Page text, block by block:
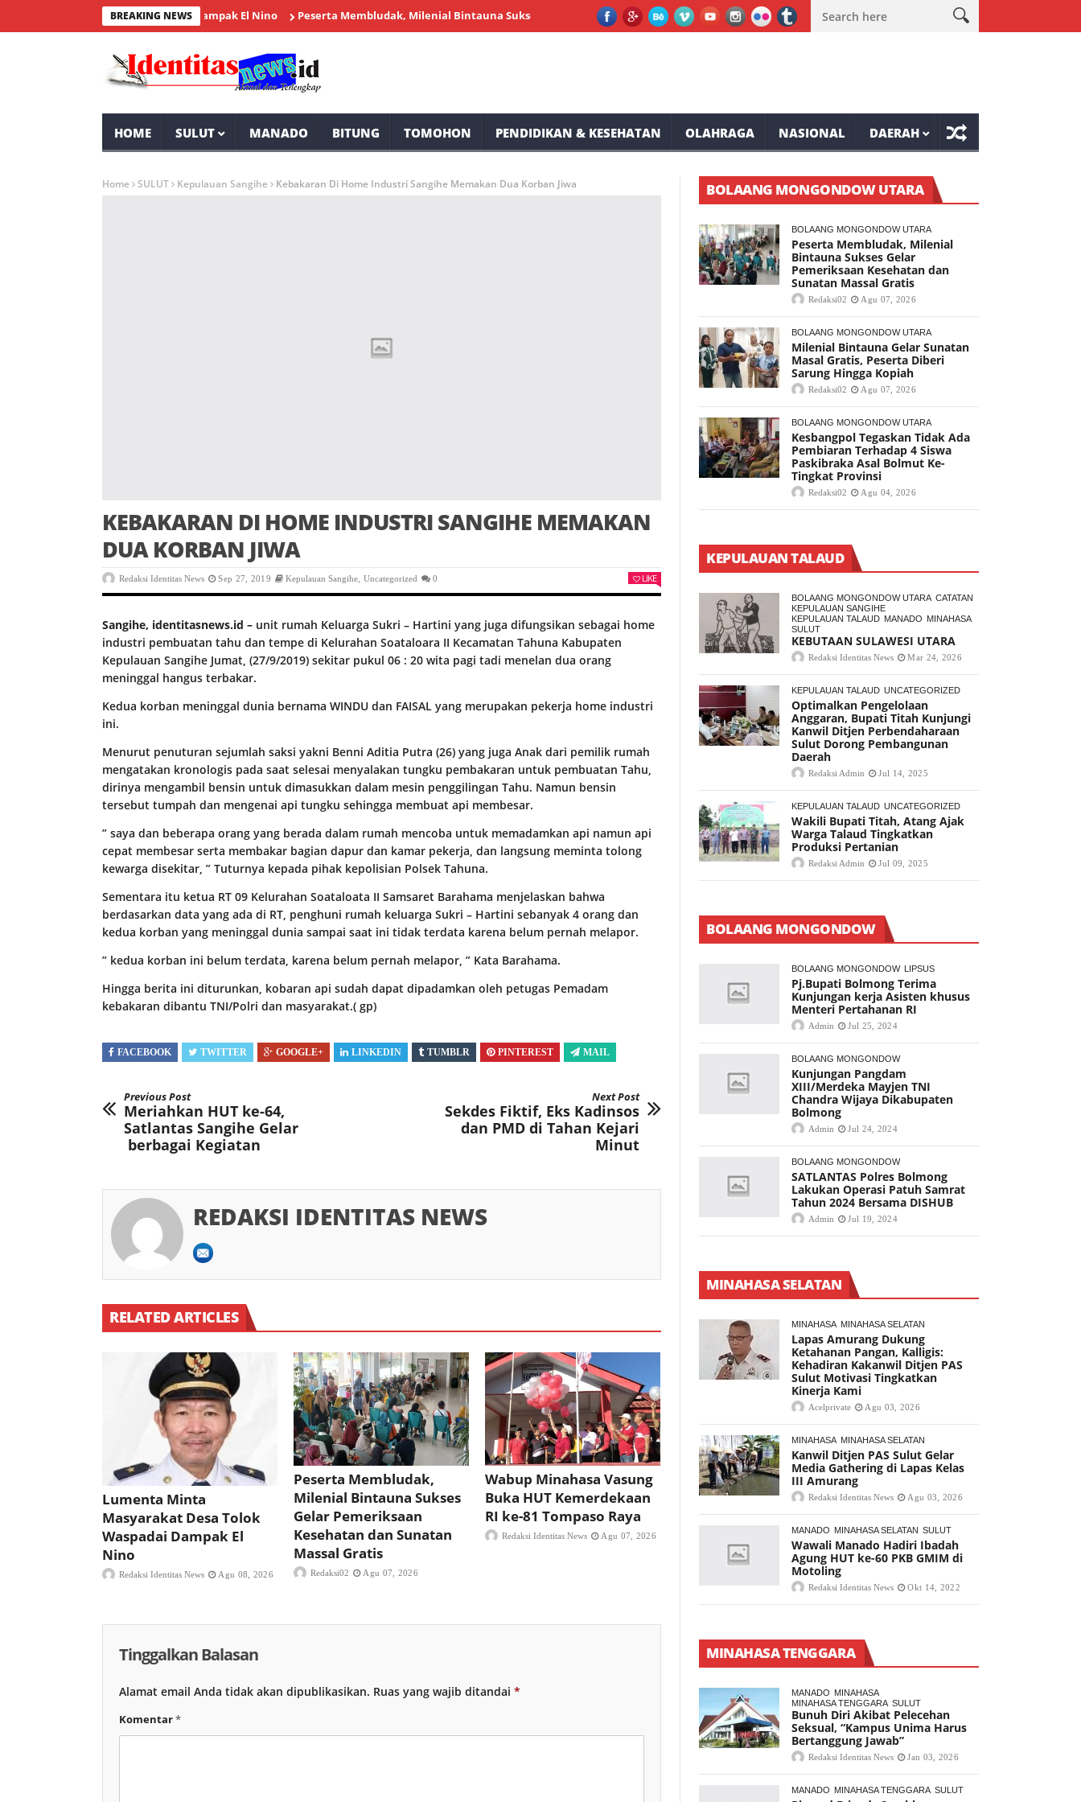
BREAKING NEWS
Desa Tolok Waspadai Dampak El Nino Peserta Membludak, Milenial Bintauna Sukses Gelar Pemeriksaan Kesehatan dan Sunatan Massal Gratis Wabup Minahasa Vasung Buka HUT
HOME SULUT MANADO BITUNG TOMOHON PENDIDIKAN & KESEHATAN OLAHRAGA NASIONAL DAERAH
Home SULUT Kepulauan Sangihe Kebakaran Di Home Industri Sangihe Memakan Dua Korban Jiwa
KEBAKARAN DI HOME INDUSTRI SANGIHE MEMAKAN
DUA KORBAN JIWA
Redaksi Identitas News Sep 27, 2019 Kepulauan Sangihe Uncategorized 0 LIKE
Sangihe, identitasnews.id – unit rumah Keluarga Sukri – Hartini yang juga difungsikan sebagai home
industri pembuatan tahu dan tempe di Kelurahan Soataloara II Kecamatan Tahuna Kabupaten
Kepulauan Sangihe Jumat, (27/9/2019) sekitar pukul 06 : 20 wita pagi tadi menelan dua orang
meninggal hangus terbakar.
Kedua korban meninggal dunia bernama WINDU dan FAISAL yang merupakan pekerja home industri
ini.
Menurut penuturan sejumlah saksi yakni Benni Aditia Putra (26) yang juga Anak dari pemilik rumah
mengatakan kronologis pada saat selesai menyalakan tungku pembakaran untuk pembuatan Tahu,
dirinya mengambil bensin untuk dimasukkan dalam mesin penggilingan Tahu. Namun bensin
tersebut tumpah dan mengenai api tungku sehingga membuat api membesar.
” saya dan beberapa orang yang berada dalam rumah mencoba untuk memadamkan api namun api
cepat membesar serta membakar bagian dapur dan kamar pekerja, dan langsung meminta tolong
kewarga disekitar, ” Tuturnya kepada pihak kepolisian Polsek Tahuna.
Sementara itu ketua RT 09 Kelurahan Soataloata II Samsaret Barahama menjelaskan bahwa
berdasarkan data yang ada di RT, penghuni rumah keluarga Sukri – Hartini sebanyak 4 orang dan
kedua korban yang meninggal dunia sampai saat ini tidak terdata karena belum pernah melapor.
” kedua korban ini belum terdata, karena belum pernah melapor, ” Kata Barahama.
Hingga berita ini diturunkan, kobaran api sudah dapat dipadamkan oleh petugas Pemadam
kebakaran dibantu TNI/Polri dan masyarakat.( gp)
FACEBOOK TWITTER GOOGLE+ LINKEDIN TUMBLR PINTEREST MAIL
Previous Post
Meriahkan HUT ke-64,
Satlantas Sangihe Gelar
berbagai Kegiatan
Next Post
Sekdes Fiktif, Eks Kadinsos
dan PMD di Tahan Kejari
Minut
REDAKSI IDENTITAS NEWS
RELATED ARTICLES
Lumenta Minta
Masyarakat Desa Tolok
Waspadai Dampak El
Nino
Redaksi Identitas News Agu 08, 2026
Peserta Membludak,
Milenial Bintauna Sukses
Gelar Pemeriksaan
Kesehatan dan Sunatan
Massal Gratis
Redaksi02 Agu 07, 2026
Wabup Minahasa Vasung
Buka HUT Kemerdekaan
RI ke-81 Tompaso Raya
Redaksi Identitas News Agu 07, 2026
Tinggalkan Balasan
Alamat email Anda tidak akan dipublikasikan. Ruas yang wajib ditandai *
Komentar*
BOLAANG MONGONDOW UTARA
BOLAANG MONGONDOW UTARA
Peserta Membludak, Milenial
Bintauna Sukses Gelar
Pemeriksaan Kesehatan dan
Sunatan Massal Gratis
Redaksi02 Agu 07, 2026
BOLAANG MONGONDOW UTARA
Milenial Bintauna Gelar Sunatan
Masal Gratis, Peserta Diberi
Sarung Hingga Kopiah
Redaksi02 Agu 07, 2026
BOLAANG MONGONDOW UTARA
Kesbangpol Tegaskan Tidak Ada
Pembiaran Terhadap 4 Siswa
Paskibraka Asal Bolmut Ke-
Tingkat Provinsi
Redaksi02 Agu 04, 2026
KEPULAUAN TALAUD
BOLAANG MONGONDOW UTARA CATATAN
KEPULAUAN SANGIHE
KEPULAUAN TALAUD MANADO MINAHASA
SULUT
KEBUTAAN SULAWESI UTARA
Redaksi Identitas News Mar 24, 2026
KEPULAUAN TALAUD UNCATEGORIZED
Optimalkan Pengelolaan
Anggaran, Bupati Titah Kunjungi
Kanwil Ditjen Perbendaharaan
Sulut Dorong Pembangunan
Daerah
Redaksi Admin Jul 14, 2025
KEPULAUAN TALAUD UNCATEGORIZED
Wakili Bupati Titah, Atang Ajak
Warga Talaud Tingkatkan
Produksi Pertanian
Redaksi Admin Jul 09, 2025
BOLAANG MONGONDOW
BOLAANG MONGONDOW LIPSUS
Pj.Bupati Bolmong Terima
Kunjungan kerja Asisten khusus
Menteri Pertahanan RI
Admin Jul 25, 2024
BOLAANG MONGONDOW
Kunjungan Pangdam
XIII/Merdeka Mayjen TNI
Chandra Wijaya Dikabupaten
Bolmong
Admin Jul 24, 2024
BOLAANG MONGONDOW
SATLANTAS Polres Bolmong
Lakukan Operasi Patuh Samrat
Tahun 2024 Bersama DISHUB
Admin Jul 19, 2024
MINAHASA SELATAN
MINAHASA MINAHASA SELATAN
Lapas Amurang Dukung
Ketahanan Pangan, Kalligis:
Kehadiran Kakanwil Ditjen PAS
Sulut Motivasi Tingkatkan
Kinerja Kami
Acelprivate Agu 03, 2026
MINAHASA MINAHASA SELATAN
Kanwil Ditjen PAS Sulut Gelar
Media Gathering di Lapas Kelas
III Amurang
Redaksi Identitas News Agu 03, 2026
MANADO MINAHASA SELATAN SULUT
Wawali Manado Hadiri Ibadah
Agung HUT ke-60 PKB GMIM di
Motoling
Redaksi Identitas News Okt 14, 2022
MINAHASA TENGGARA
MANADO MINAHASA
MINAHASA TENGGARA SULUT
Bunuh Diri Akibat Pelecehan
Seksual, “Kampus Unima Harus
Bertanggung Jawab”
Redaksi Identitas News Jan 03, 2026
MANADO MINAHASA TENGGARA SULUT